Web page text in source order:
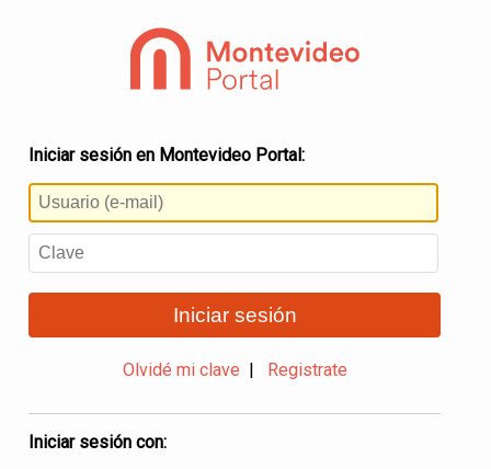
Iniciar sesión en Montevideo Portal:
Iniciar sesión
Olvidé mi clave Registrate
Iniciar sesión con: